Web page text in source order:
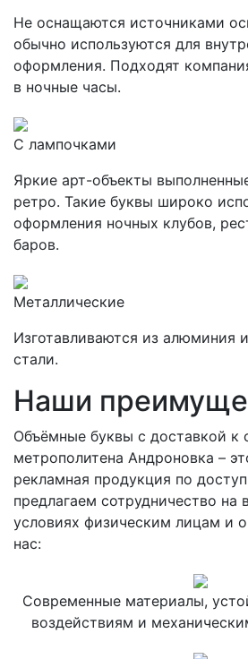
Не оснащаются источниками
обычно используются для
оформления. Подходят
в ночные часы.
С лампочками
Яркие арт-объекты
ретро. Такие буквы широко
оформления ночных клубов,
баров.
Металлические
Изготавливаются из алюминия
стали.
Наши
Объёмные буквы с доставкой к
метрополитена Андроновка –
рекламная продукция по
предлагаем сотрудничество на
условиях физическим лицам и
нас:
Современные материалы,
воздействиям и